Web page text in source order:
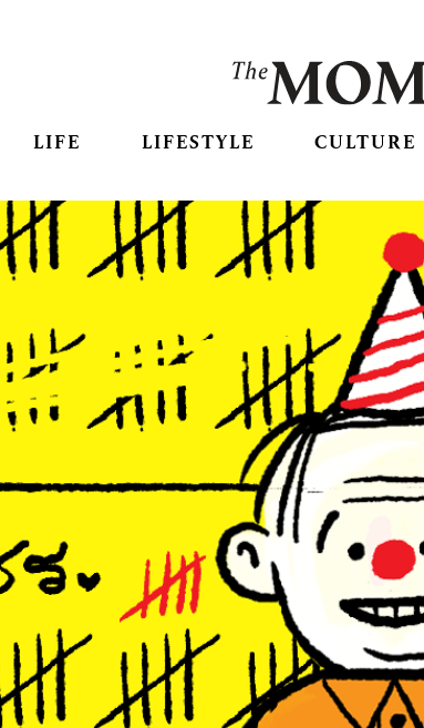
LIFE LIFESTYLE CULTURE